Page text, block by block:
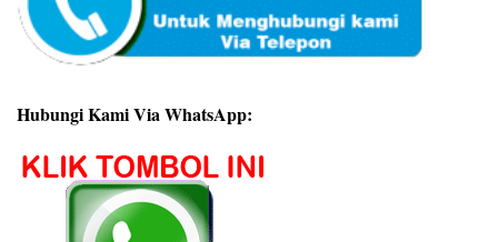
Hubungi Kami Via WhatsApp: